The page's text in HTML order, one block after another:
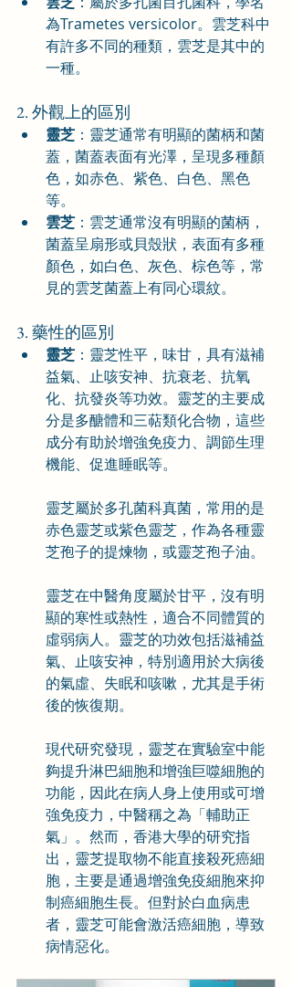
為Trametes versicolor。雲芝科中
有許多不同的種類，雲芝是其中的
一種。
2. 外觀上的區別
靈芝 ：靈芝通常有明顯的菌柄和菌
蓋，菌蓋表面有光澤，呈現多種顏
色，如赤色、紫色、白色、黑色
等。
雲芝 ：雲芝通常沒有明顯的菌柄，
菌蓋呈扇形或貝殼狀，表面有多種
顏色，如白色、灰色、棕色等，常
見的雲芝菌蓋上有同心環紋。
3. 藥性的區別
靈芝 ：靈芝性平，味甘，具有滋補
益氣、止咳安神、抗衰老、抗氧
化、抗發炎等功效。靈芝的主要成
分是多醣體和三萜類化合物，這些
成分有助於增強免疫力、調節生理
機能、促進睡眠等。
靈芝屬於多孔菌科真菌，常用的是
赤色靈芝或紫色靈芝，作為各種靈
芝孢子的提煉物，或靈芝孢子油。
靈芝在中醫角度屬於甘平，沒有明
顯的寒性或熱性，適合不同體質的
虛弱病人。靈芝的功效包括滋補益
氣、止咳安神，特別適用於大病後
的氣虛、失眠和咳嗽，尤其是手術
後的恢復期。
現代研究發現，靈芝在實驗室中能
夠提升淋巴細胞和增強巨噬細胞的
功能，因此在病人身上使用或可增
強免疫力，中醫稱之為「輔助正
氣」。然而，香港大學的研究指
出，靈芝提取物不能直接殺死癌細
胞，主要是通過增強免疫細胞來抑
制癌細胞生長。但對於白血病患
者，靈芝可能會激活癌細胞，導致
病情惡化。